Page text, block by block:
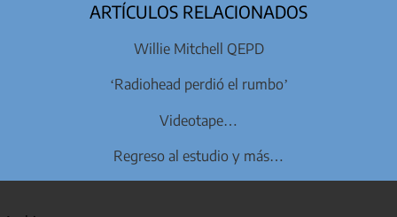
ARTÍCULOS RELACIONADOS
Willie Mitchell QEPD
‘Radiohead perdió el rumbo’
Videotape…
Regreso al estudio y más…